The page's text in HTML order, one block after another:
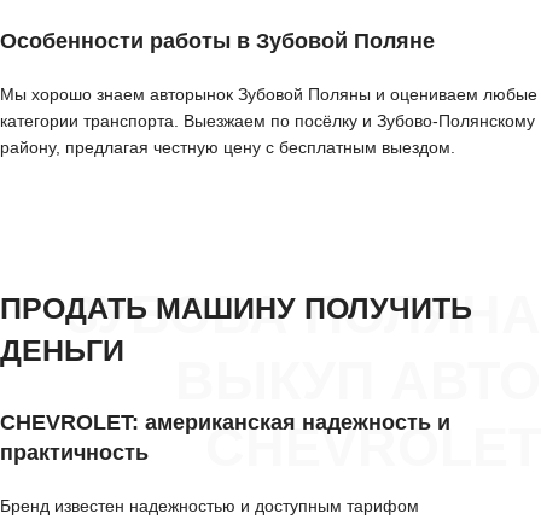
Особенности работы в Зубовой Поляне
Мы хорошо знаем авторынок Зубовой Поляны и оцениваем любые
категории транспорта. Выезжаем по посёлку и Зубово-Полянскому
району, предлагая честную цену с бесплатным выездом.
ЗУБОВА ПОЛЯНА
CHEVROLET
ПРОДАТЬ МАШИНУ ПОЛУЧИТЬ
ДЕНЬГИ
CHEVROLET: американская надежность и
практичность
Бренд известен надежностью и доступным тарифом